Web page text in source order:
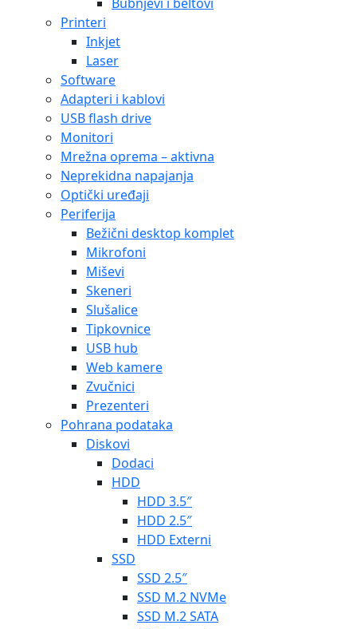
Printeri
Inkjet
Laser
Software
Adapteri i kablovi
USB flash drive
Monitori
Mrežna oprema – aktivna
Neprekidna napajanja
Optički uređaji
Periferija
Bežični desktop komplet
Mikrofoni
Miševi
Skeneri
Slušalice
Tipkovnice
USB hub
Web kamere
Zvučnici
Prezenteri
Pohrana podataka
Diskovi
Dodaci
HDD
HDD 3.5″
HDD 2.5″
HDD Externi
SSD
SSD 2.5″
SSD M.2 NVMe
SSD M.2 SATA